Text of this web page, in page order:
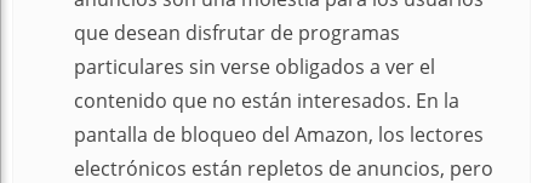
que desean disfrutar de programas
particulares sin verse obligados a ver el
contenido que no están interesados. En la
pantalla de bloqueo del Amazon, los lectores
electrónicos están repletos de anuncios, pero